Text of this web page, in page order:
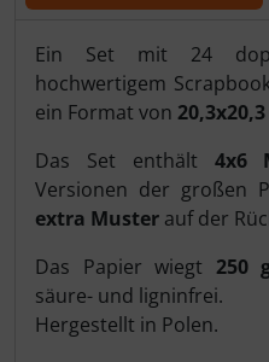
Ein Set mit 24
hochwertigem
ein Format von
Das Set enthält 4x6
Versionen der großen
extra Muster auf der
Das Papier wiegt 250
säure- und ligninfrei.
Hergestellt in Polen.